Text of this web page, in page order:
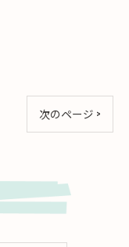
次のページ >